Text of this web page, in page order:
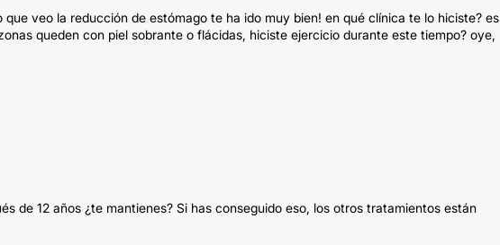
veo la reducción de estómago te ha ido muy bien! en qué clínica te lo hiciste? es
queden con piel sobrante o flácidas, hiciste ejercicio durante este tiempo? oye,
de 12 años ¿te mantienes? Si has conseguido eso, los otros tratamientos están